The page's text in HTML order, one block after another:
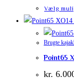
Vælg
Brugte
Point65
kr.